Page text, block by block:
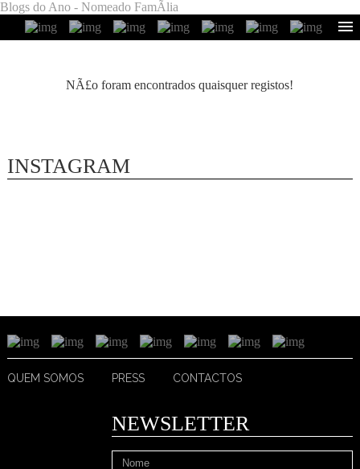
Blogs do Ano - Nomeado FamÃ­lia
NÃ£o foram encontrados quaisquer registos!
INSTAGRAM
QUEM SOMOS PRESS CONTACTOS
NEWSLETTER